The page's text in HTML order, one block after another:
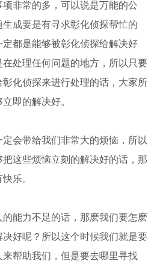
非常的多，可以说是万能的公
成要是有寻求彰化侦探帮忙的
都是能够被彰化侦探给解决好
处理任何问题的地方，所以只要
化侦探来进行处理的话，大家所
即的解决好。
会带给我们非常大的烦恼，所以
这些烦恼立刻的解决好的话，那
乐。
能力不足的话，那麽我们要怎麽
好呢？所以这个时候我们就是要
帮助我们，但是要去哪里寻找